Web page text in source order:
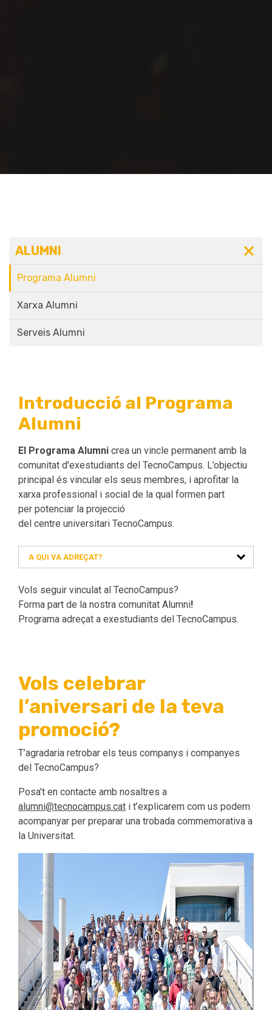
ALUMNI
Programa Alumni
Xarxa Alumni
Serveis Alumni
Introducció al Programa
Alumni
El Programa Alumni crea un vincle permanent amb la
comunitat d'exestudiants del TecnoCampus. L’objectiu
principal és vincular els seus membres, i aprofitar la
xarxa professional i social de la qual formen part
per potenciar la projecció
del centre universitari TecnoCampus.
A QUI VA ADREÇAT?
Vols seguir vinculat al TecnoCampus?
Forma part de la nostra comunitat Alumni!
Programa adreçat a exestudiants del TecnoCampus.
Vols celebrar
l’aniversari de la teva
promoció?
T’agradaria retrobar els teus companys i companyes
del TecnoCampus?
Posa’t en contacte amb nosaltres a
alumni@tecnocampus.cat i t’explicarem com us podem
acompanyar per preparar una trobada commemorativa a
la Universitat.